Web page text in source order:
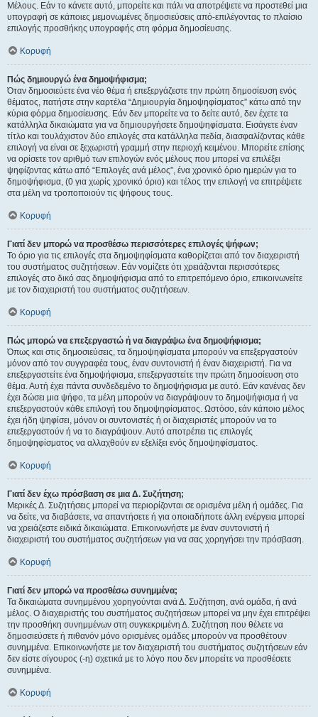
Μέλους. Εάν το κάνετε αυτό, μπορείτε και πάλι να αποτρέψετε να προστεθεί μια
υπογραφή σε κάποιες μεμονωμένες δημοσιεύσεις από-επιλέγοντας το πλαίσιο
επιλογής προσθήκης υπογραφής στη φόρμα δημοσίευσης.
Κορυφή
Πώς δημιουργώ ένα δημοψήφισμα;
Όταν δημοσιεύετε ένα νέο θέμα ή επεξεργάζεστε την πρώτη δημοσίευση ενός
θέματος, πατήστε στην καρτέλα “Δημιουργία δημοψηφίσματος” κάτω από την
κύρια φόρμα δημοσίευσης. Εάν δεν μπορείτε να το δείτε αυτό, δεν έχετε τα
κατάλληλα δικαιώματα για να δημιουργήσετε δημοψηφίσματα. Εισάγετε έναν
τίτλο και τουλάχιστον δύο επιλογές στα κατάλληλα πεδία, διασφαλίζοντας κάθε
επιλογή να είναι σε ξεχωριστή γραμμή στην περιοχή κειμένου. Μπορείτε επίσης
να ορίσετε τον αριθμό των επιλογών ενός μέλους που μπορεί να επιλέξει
ψηφίζοντας κάτω από “Επιλογές ανά μέλος”, ένα χρονικό όριο ημερών για το
δημοψήφισμα, (0 για χωρίς χρονικό όριο) και τέλος την επιλογή να επιτρέψετε
στα μέλη να τροποποιούν τις ψήφους τους.
Κορυφή
Γιατί δεν μπορώ να προσθέσω περισσότερες επιλογές ψήφων;
Το όριο για τις επιλογές στα δημοψηφίσματα καθορίζεται από τον διαχειριστή
του συστήματος συζητήσεων. Εάν νομίζετε ότι χρειάζονται περισσότερες
επιλογές στο δικό σας δημοψήφισμα από το επιτρεπόμενο όριο, επικοινωνείτε
με τον διαχειριστή του συστήματος συζητήσεων.
Κορυφή
Πώς μπορώ να επεξεργαστώ ή να διαγράψω ένα δημοψήφισμα;
Όπως και στις δημοσιεύσεις, τα δημοψηφίσματα μπορούν να επεξεργαστούν
μόνον από τον συγγραφέα τους, έναν συντονιστή ή έναν διαχειριστή. Για να
επεξεργαστείτε ένα δημοψήφισμα, επεξεργαστείτε την πρώτη δημοσίευση στο
θέμα. Αυτή έχει πάντα συνδεδεμένο το δημοψήφισμα με αυτό. Εάν κανένας δεν
έχει δώσει μια ψήφο, τα μέλη μπορούν να διαγράψουν το δημοψήφισμα ή να
επεξεργαστούν κάθε επιλογή του δημοψηφίσματος. Ωστόσο, εάν κάποιο μέλος
έχει ήδη ψηφίσει, μόνον οι συντονιστές ή οι διαχειριστές μπορούν να το
επεξεργαστούν ή να το διαγράψουν. Αυτό αποτρέπει τις επιλογές
δημοψηφίσματος να αλλαχθούν εν εξελίξει ενός δημοψηφίσματος.
Κορυφή
Γιατί δεν έχω πρόσβαση σε μια Δ. Συζήτηση;
Μερικές Δ. Συζητήσεις μπορεί να περιορίζονται σε ορισμένα μέλη ή ομάδες. Για
να δείτε, να διαβάσετε, να απαντήσετε ή για οποιαδήποτε άλλη ενέργεια μπορεί
να χρειάζεστε ειδικά δικαιώματα. Επικοινωνήστε με έναν συντονιστή ή
διαχειριστή του συστήματος συζητήσεων για να σας χορηγήσει την πρόσβαση.
Κορυφή
Γιατί δεν μπορώ να προσθέσω συνημμένα;
Τα δικαιώματα συνημμένου χορηγούνται ανά Δ. Συζήτηση, ανά ομάδα, ή ανά
μέλος. Ο διαχειριστής του συστήματος συζητήσεων μπορεί να μην έχει επιτρέψει
την προσθήκη συνημμένων στη συγκεκριμένη Δ. Συζήτηση που θέλετε να
δημοσιεύσετε ή πιθανόν μόνο ορισμένες ομάδες μπορούν να προσθέτουν
συνημμένα. Επικοινωνήστε με τον διαχειριστή του συστήματος συζητήσεων εάν
δεν είστε σίγουρος (-η) σχετικά με το λόγο που δεν μπορείτε να προσθέσετε
συνημμένα.
Κορυφή